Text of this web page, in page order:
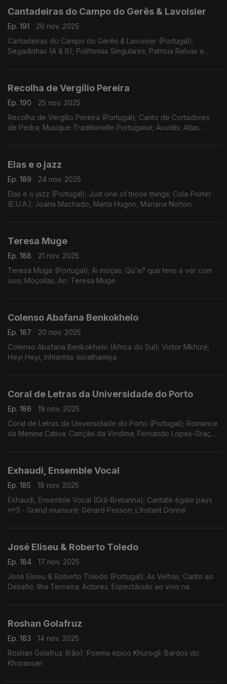
Cantadeiras do Campo do Gerês & Lavoisier
Ep. 191
26 nov. 2025
Cantadeiras do Campo do Gerês & Lavoisier (Portugal);
Segadinhas (A & B); Polifonias Singulares; Patrícia Relvas e
Recolha de Vergílio Pereira
Ep. 190
25 nov. 2025
Recolha de Vergílio Pereira (Portugal); Canto de Cortadores
de Pedra; Musique Traditionelle Portugaise; Auvidis; Atlas
Elas e o jazz
Ep. 189
24 nov. 2025
Elas e o jazz (Portugal); Just one of those things; Cole Porter
(E.U.A.); Joana Machado, Marta Hugon, Mariana Norton
Teresa Muge
Ep. 188
21 nov. 2025
Teresa Muge (Portugal); Ai moças; Qu'e? que tens a ver com
isso; Moçoilas; Arr. Teresa Muge
Colenso Abafana Benkokhelo
Ep. 187
20 nov. 2025
Colenso Abafana Benkokhelo (África do Sul); Victor Mkhizé;
Heyi Heyi, Inhlanhla; isicathamiya
Coral de Letras da Universidade do Porto
Ep. 186
19 nov. 2025
Coral de Letras da Universidade do Porto (Portugal); Romance
da Menina Cativa; Canção da Vindima; Fernando Lopes-Graça;
Exhaudi, Ensemble Vocal
Ep. 185
18 nov. 2025
Exhaudi, Ensemble Vocal (Grã-Bretanha); Cantate égale pays
nº3 - Grand murmuré; Gérard Pesson; L’Instant Donné
José Eliseu & Roberto Toledo
Ep. 184
17 nov. 2025
José Eliseu & Roberto Toledo (Portugal); As Velhas; Canto ao
Desafio; Ilha Terceira; Actores; Espectáculo ao vivo na
Roshan Golafruz
Ep. 183
14 nov. 2025
Roshan Golafruz (Irão); Poema épico Khurogli; Bardos do
Khorassan